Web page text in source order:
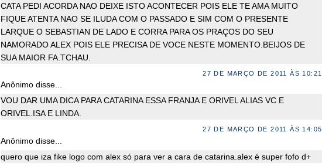
CATA PEDI ACORDA NAO DEIXE ISTO ACONTECER POIS ELE TE AMA MUITO
FIQUE ATENTA NAO SE ILUDA COM O PASSADO E SIM COM O PRESENTE
LARQUE O SEBASTIAN DE LADO E CORRA PARA OS PRAÇOS DO SEU
NAMORADO ALEX POIS ELE PRECISA DE VOCE NESTE MOMENTO.BEIJOS DE
SUA MAIOR FA.TCHAU.
27 DE MARÇO DE 2011 ÀS 10:21
Anônimo disse...
VOU DAR UMA DICA PARA CATARINA ESSA FRANJA E ORIVEL ALIAS VC E
ORIVEL.ISA E LINDA.
27 DE MARÇO DE 2011 ÀS 14:05
Anônimo disse...
quero que iza fike logo com alex só para ver a cara de catarina.alex é super fofo d+